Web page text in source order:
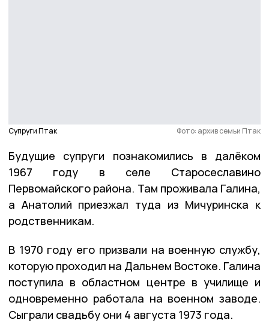
Супруги Птак Фото: архив семьи Птак
Будущие супруги познакомились в далёком
1967 году в селе Старосеславино
Первомайского района. Там проживала Галина,
а Анатолий приезжал туда из Мичуринска к
родственникам.
В 1970 году его призвали на военную службу,
которую проходил на Дальнем Востоке. Галина
поступила в областном центре в училище и
одновременно работала на военном заводе.
Сыграли свадьбу они 4 августа 1973 года.